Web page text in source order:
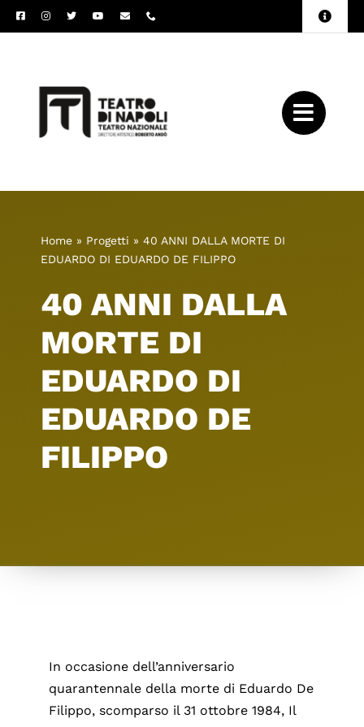
Salta
al
Toggle
Home» Progetti » 40 ANNI DALLA MORTE DI
EDUARDO DI EDUARDO DE FILIPPO
40 ANNI DALLA
MORTE DI
EDUARDO DI
EDUARDO DE
FILIPPO
In occasione dell’anniversario
quarantennale della morte di Eduardo De
Filippo, scomparso il 31 ottobre 1984, Il